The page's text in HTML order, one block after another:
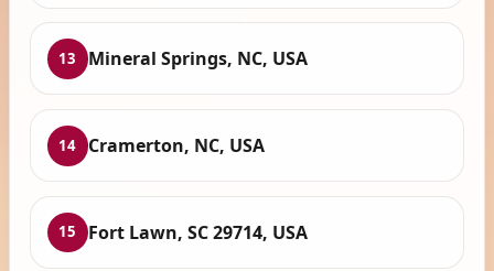
13 Mineral Springs, NC, USA
14 Cramerton, NC, USA
15 Fort Lawn, SC 29714, USA